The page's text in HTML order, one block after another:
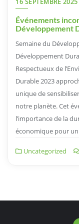
16 SEPTEMBRE 2025
Événements
Développement
Semaine du
Développement
Respectueux de
Durable 2023
unique de
notre planète. Cet
l’importance de la
économique pour
Uncategorized